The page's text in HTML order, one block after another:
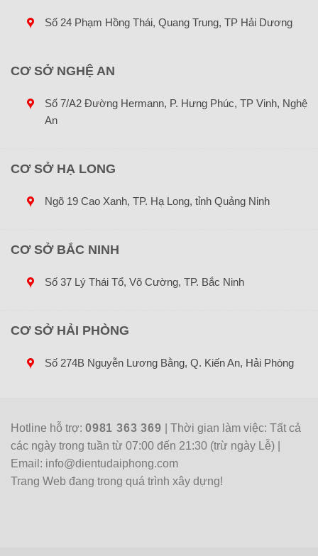
Số 24 Phạm Hồng Thái, Quang Trung, TP Hải Dương
CƠ SỞ NGHỆ AN
Số 7/A2 Đường Hermann, P. Hưng Phúc, TP Vinh, Nghệ
An
CƠ SỞ HẠ LONG
Ngõ 19 Cao Xanh, TP. Hạ Long, tỉnh Quảng Ninh
CƠ SỞ BẮC NINH
Số 37 Lý Thái Tổ, Võ Cường, TP. Bắc Ninh
CƠ SỞ HẢI PHÒNG
Số 274B Nguyễn Lương Bằng, Q. Kiến An, Hải Phòng
Hotline hỗ trợ: 0981 363 369
| Thời gian làm việc: Tất cả
các ngày trong tuần từ 07:00 đến 21:30 (trừ ngày Lễ) |
Email: info@dientudaiphong.com
Trang Web đang trong quá trình xây dựng!